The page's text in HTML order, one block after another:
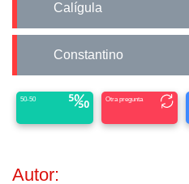
Calígula
Constantino
50-50 Otra pregunta
Autor: